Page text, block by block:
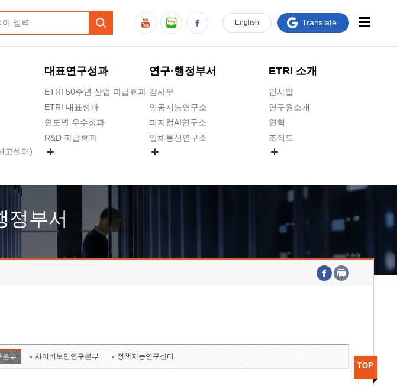
고센터)
대표연구성과
ETRI 50주년 산업 파급효과
ETRI 대표성과
연도별 우수성과
R&D 파급효과
연구·행정부서
감사부
인공지능연구소
피지컬AI연구소
입체통신연구소
호남권연구본부
기획본부
ETRI 소개
인사말
연구원소개
연혁
조직도
연구원 고객헌장
주요업무연락처
English Translate
정부서
본부 사이버보안연구본부 정책지능연구센터
TOP